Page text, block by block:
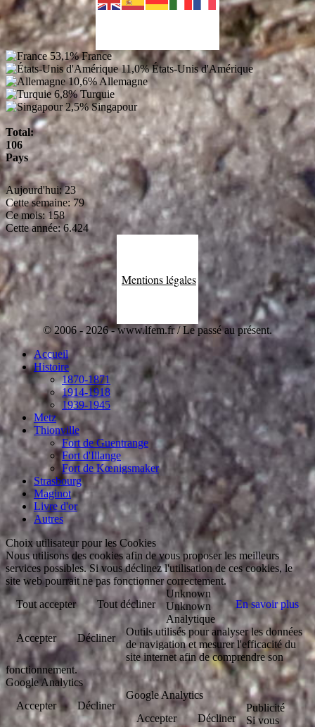
53,1% France
11,0% États-Unis d'Amérique
10,6% Allemagne
6,8% Turquie
2,5% Singapour
Total:
106
Pays
Aujourd'hui: 23
Cette semaine: 79
Ce mois: 158
Cette année: 6.424
Mentions légales
© 2006 - 2026 - www.lfem.fr / Le passé au présent.
Accueil
Histoire
1870-1871
1914-1918
1939-1945
Metz
Thionville
Fort de Guentrange
Fort d'Illange
Fort de Kœnigsmaker
Strasbourg
Maginot
Livre d'or
Autres
Choix utilisateur pour les Cookies
Nous utilisons des cookies afin de vous proposer les meilleurs
services possibles. Si vous déclinez l'utilisation de ces cookies, le
site web pourrait ne pas fonctionner correctement.
Tout accepter
Tout décliner En savoir plus
Unknown
Unknown
Accepter Décliner
Analytique
Outils utilisés pour analyser les données
de navigation et mesurer l'efficacité du
site internet afin de comprendre son
fonctionnement.
Google Analytics
Accepter
Décliner
Google Analytics
Accepter
Décliner
Publicité
Si vous